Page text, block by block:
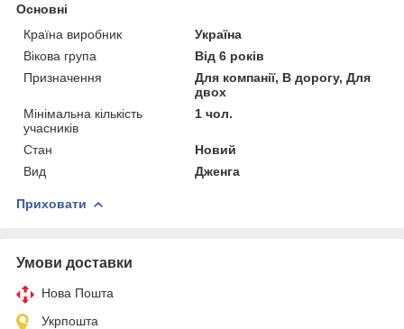
Основні
Країна виробник
Україна
Вікова група
Від 6 років
Призначення
Для компанії, В дорогу, Для
двох
Мінімальна кількість
учасників
1 чол.
Стан
Новий
Вид
Дженга
Приховати
Умови доставки
Нова Пошта
Укрпошта